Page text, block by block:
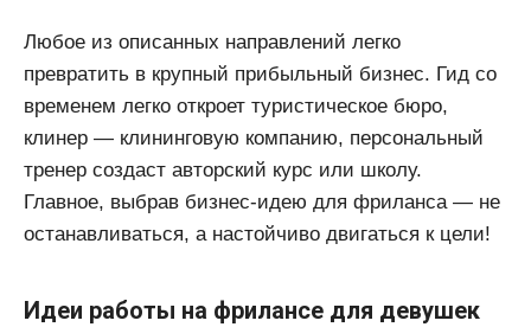
Любое из описанных направлений легко
превратить в крупный прибыльный бизнес. Гид со
временем легко откроет туристическое бюро,
клинер — клининговую компанию, персональный
тренер создаст авторский курс или школу.
Главное, выбрав бизнес-идею для фриланса — не
останавливаться, а настойчиво двигаться к цели!
Идеи работы на фрилансе для девушек